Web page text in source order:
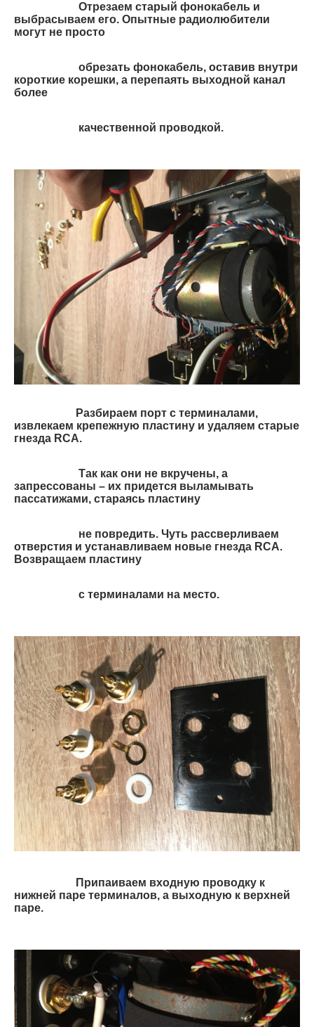
Отрезаем старый фонокабель и
выбрасываем его. Опытные радиолюбители
могут не просто
обрезать фонокабель, оставив внутри
короткие корешки, а перепаять выходной канал
более
качественной проводкой.
Разбираем порт с терминалами,
извлекаем крепежную пластину и удаляем старые
гнезда RCA.
Так как они не вкручены, а
запрессованы – их придется выламывать
пассатижами, стараясь пластину
не повредить. Чуть рассверливаем
отверстия и устанавливаем новые гнезда RCA.
Возвращаем пластину
с терминалами на место.
Припаиваем входную проводку к
нижней паре терминалов, а выходную к верхней
паре.